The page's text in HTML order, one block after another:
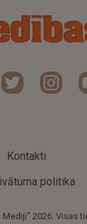
Mediji" 2026. Visas
Kontakti
politika